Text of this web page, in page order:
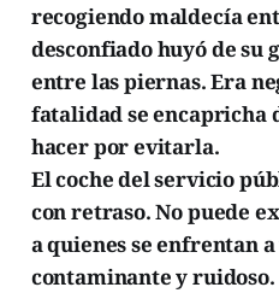
recogiendo maldecía
desconfiado huyó de su
entre las piernas. Era
fatalidad se encapricha
hacer por evitarla.
El coche del servicio
con retraso. No puede
a quienes se enfrentan
contaminante y ruidoso.